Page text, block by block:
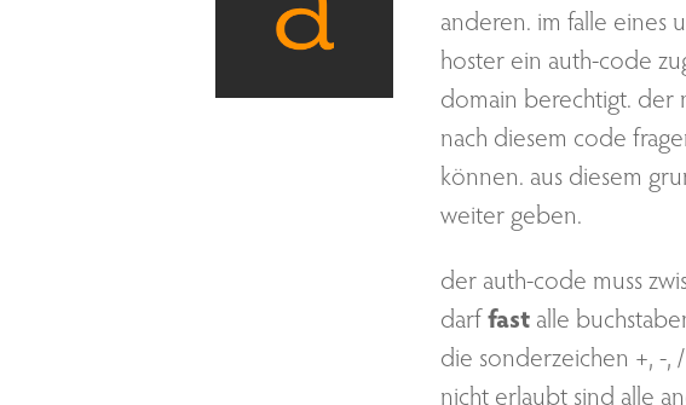
anderen. im falle eines
hoster ein auth-code
domain berechtigt. der
nach diesem code
können. aus diesem
weiter geben.
der auth-code muss
darffastalle
die sonderzeichen +, -,
nicht erlaubt sind alle